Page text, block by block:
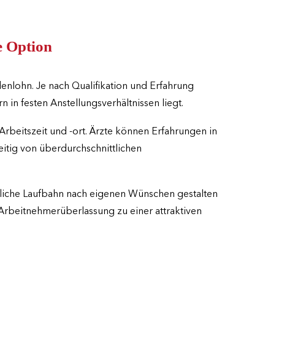
Option
Je nach Qualifikation und Erfahrung
in festen Anstellungsverhältnissen liegt.
und -ort. Ärzte können Erfahrungen in
von überdurchschnittlichen
Laufbahn nach eigenen Wünschen gestalten
zu einer attraktiven